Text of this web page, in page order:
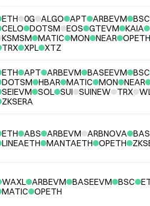
ETH 0G ALGO APT ARBEVM BSC
CELO
DOTSM EOS GTEVM KAIA
KSMSM
MATIC MON NEAR OPETH
TRX XPL XTZ
ETH APT ARBEVM BASEEVM BSC
DOTSM
HBAR MATIC MON NEAR
SEIEVM
SOL SUI SUINEW TRX
ZKSERA
ETH ABS ARBEVM ARBNOVA
LINEAETH
MANTAETH OPETH
WAXL ARBEVM BASEEVM BSC
MATIC
OPETH